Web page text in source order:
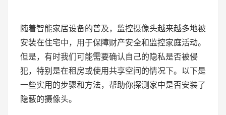
随着智能家居设备的普及，监控摄像头越来越多地被
安装在住宅中，用于保障财产安全和监控家庭活动。
但是，有时我们可能需要确认自己的隐私是否被侵
犯，特别是在租房或使用共享空间的情况下。以下是
一些实用的步骤和方法，帮助你探测家中是否安装了
隐蔽的摄像头。